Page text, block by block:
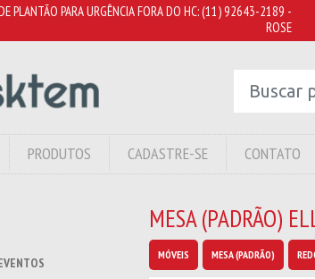
PLANTÃO PARA URGÊNCIA FORA DO HC:(11) 92643-2189 -
ROSE
PRODUTOS CADASTRE-SE CONTATO
MESA (PADRÃO)
MÓVEIS MESA (PADRÃO)